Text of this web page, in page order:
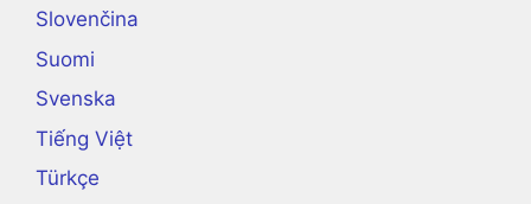
Slovenčina
Suomi
Svenska
Tiếng Việt
Türkçe